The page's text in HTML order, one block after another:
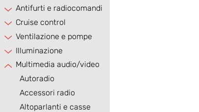
Antifurti e radiocomandi
Cruise control
Ventilazione e pompe
Illuminazione
Multimedia audio/video
Autoradio
Accessori radio
Altoparlanti e casse